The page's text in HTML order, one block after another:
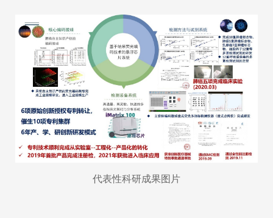
代表性科研成果图片